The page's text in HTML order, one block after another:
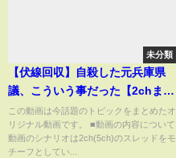
未分類
【伏線回収】自殺した元兵庫県
議、こういう事だった【2chまと
め】【2chスレ】【5chスレ】
この動画は今話題のトピックをまとめたオ
リジナル動画です。 ■動画の内容について
動画のシナリオは2ch(5ch)のスレッドをモ
チーフとしてい...